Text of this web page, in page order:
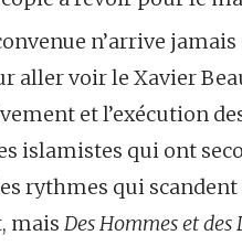
n’arrive jamais
aller voir le Xavier
et l’exécution
islamistes qui ont
rythmes qui
mais Des Hommes et des